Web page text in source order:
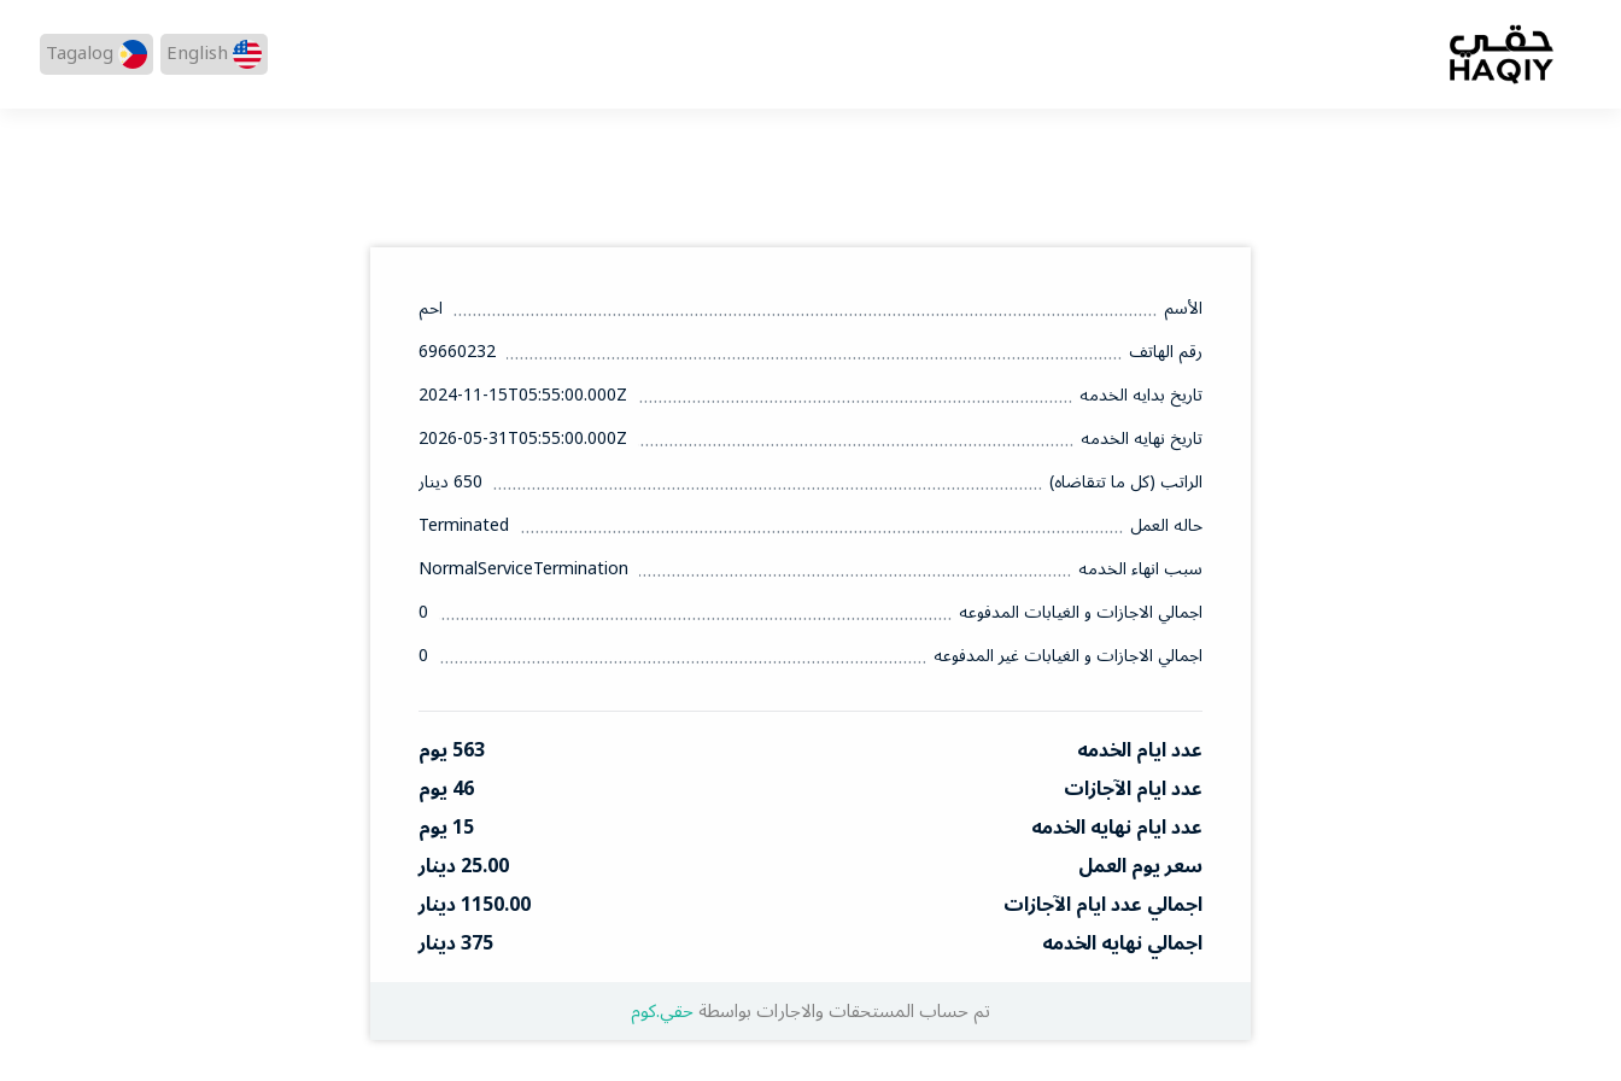
English
Tagalog
الأسم
احم
رقم الهاتف
69660232
تاريخ بدايه الخدمه
2024-11-15T05:55:00.000Z
تاريخ نهايه الخدمه
2026-05-31T05:55:00.000Z
الراتب (كل ما تتقاضاه)
650 دينار
حاله العمل
Terminated
سبب انهاء الخدمه
NormalServiceTermination
اجمالي الاجازات و الغيابات المدفوعه
0
اجمالي الاجازات و الغيابات غير المدفوعه
0
عدد ايام الخدمه
563 يوم
عدد ايام الآجازات
46 يوم
عدد ايام نهايه الخدمه
15 يوم
سعر يوم العمل
25.00 دينار
اجمالي عدد ايام الآجازات
1150.00 دينار
اجمالي نهايه الخدمه
375 دينار
تم حساب المستحقات والاجارات بواسطةحقي.كوم